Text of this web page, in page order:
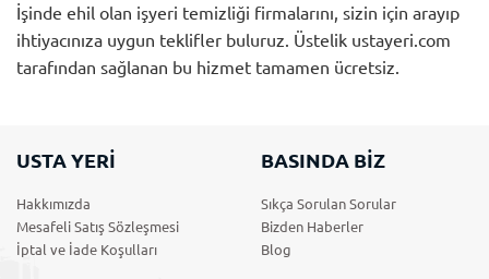
İşinde ehil olan işyeri temizliği firmalarını, sizin için arayıp
ihtiyacınıza uygun teklifler buluruz. Üstelik ustayeri.com
tarafından sağlanan bu hizmet tamamen ücretsiz.
USTA YERİ
Hakkımızda
Mesafeli Satış Sözleşmesi
İptal ve İade Koşulları
BASINDA BİZ
Sıkça Sorulan Sorular
Bizden Haberler
Blog